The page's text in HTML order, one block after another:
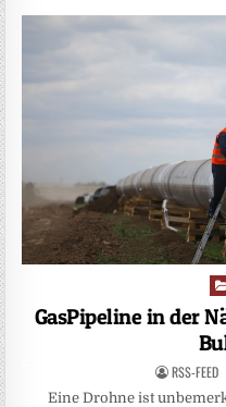
in
GasPipeline in der
RSS-FEED
Eine Drohne ist